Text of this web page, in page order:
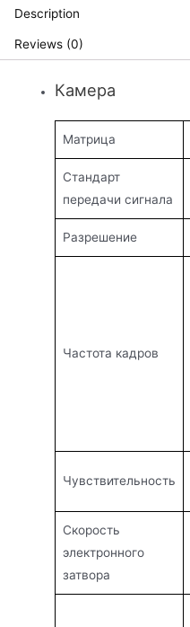
quantity
Description
Reviews (0)
Камера
Матрица
Стандарт
передачи сигнала
Разрешение
Частота кадров
Чувствительность
Скорость
электронного
затвора